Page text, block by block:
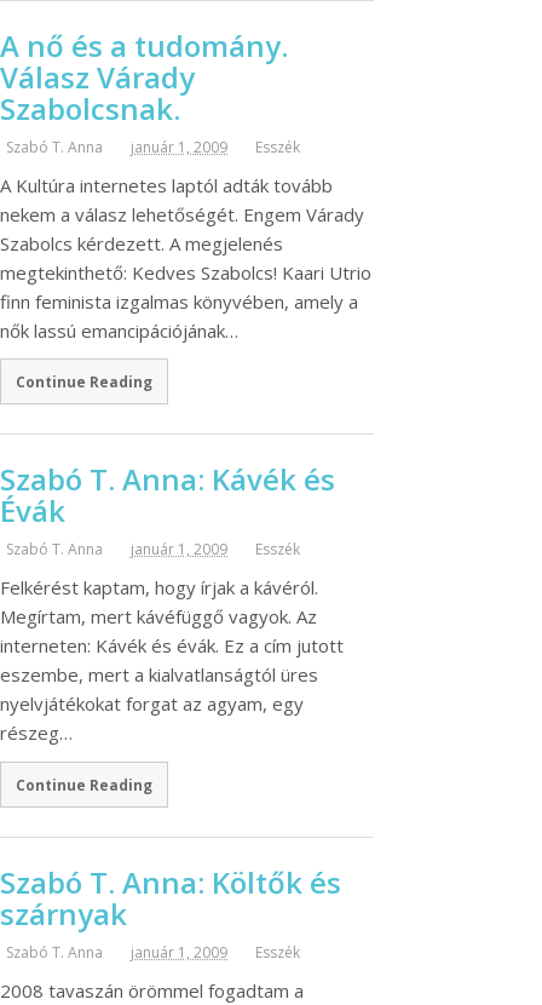
A nő és a tudomány.
Válasz Várady
Szabolcsnak.
Szabó T. Anna január 1, 2009 Esszék
A Kultúra internetes laptól adták tovább
nekem a válasz lehetőségét. Engem Várady
Szabolcs kérdezett. A megjelenés
megtekinthető: Kedves Szabolcs! Kaari Utrio
finn feminista izgalmas könyvében, amely a
nők lassú emancipációjának…
Continue Reading
Szabó T. Anna: Kávék és
Évák
Szabó T. Anna január 1, 2009 Esszék
Felkérést kaptam, hogy írjak a kávéról.
Megírtam, mert kávéfüggő vagyok. Az
interneten: Kávék és évák. Ez a cím jutott
eszembe, mert a kialvatlanságtól üres
nyelvjátékokat forgat az agyam, egy
részeg…
Continue Reading
Szabó T. Anna: Költők és
szárnyak
Szabó T. Anna január 1, 2009 Esszék
2008 tavaszán örömmel fogadtam a